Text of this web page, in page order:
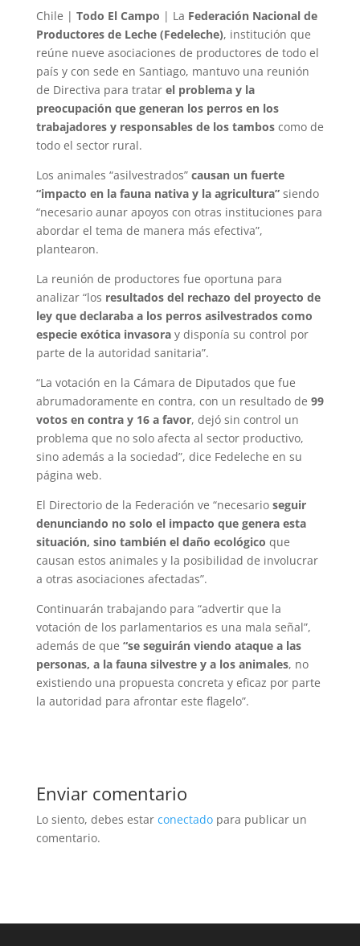
Chile | Todo El Campo | La Federación Nacional de
Productores de Leche (Fedeleche), institución que
reúne nueve asociaciones de productores de todo el
país y con sede en Santiago, mantuvo una reunión
de Directiva para tratar el problema y la
preocupación que generan los perros en los
trabajadores y responsables de los tamboscomo de
todo el sector rural.
Los animales “asilvestrados” causan un fuerte
“impacto en la fauna nativa y la agricultura”siendo
“necesario aunar apoyos con otras instituciones para
abordar el tema de manera más efectiva”,
plantearon.
La reunión de productores fue oportuna para
analizar “los resultados del rechazo del proyecto de
ley que declaraba a los perros asilvestrados como
especie exótica invasoray disponía su control por
parte de la autoridad sanitaria”.
“La votación en la Cámara de Diputados que fue
abrumadoramente en contra, con un resultado de 99
votos en contra y 16 a favor, dejó sin control un
problema que no solo afecta al sector productivo,
sino además a la sociedad”, dice Fedeleche en su
página web.
El Directorio de la Federación ve “necesario seguir
denunciando no solo el impacto que genera esta
situación, sino también el daño ecológico que
causan estos animales y la posibilidad de involucrar
a otras asociaciones afectadas”.
Continuarán trabajando para “advertir que la
votación de los parlamentarios es una mala señal”,
además de que “se seguirán viendo ataque a las
personas, a la fauna silvestre y a los animales, no
existiendo una propuesta concreta y eficaz por parte
la autoridad para afrontar este flagelo”.
Enviar comentario
Lo siento, debes estar conectadopara publicar un
comentario.